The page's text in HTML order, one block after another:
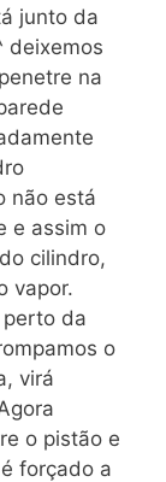
junto da
deixemos
na
não está
e assim o
cilindro,
vapor.
perto da
o
virá
o pistão e
forçado a